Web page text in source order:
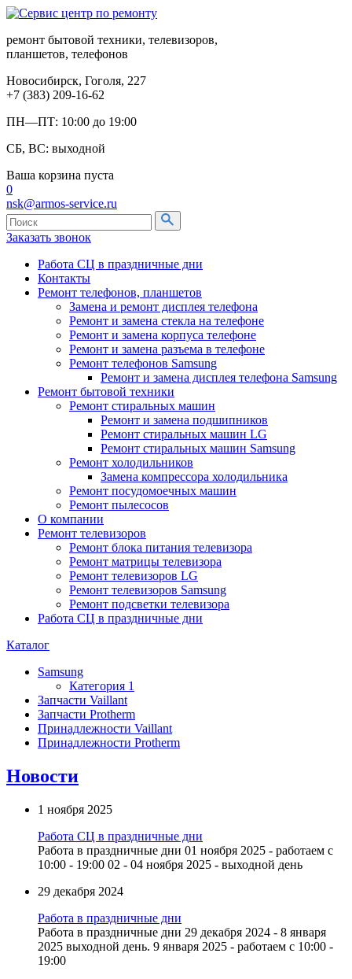
ремонт бытовой техники, телевизоров,
планшетов, телефонов
Новосибирск, Гоголя, 227
+7 (383) 209-16-62
ПН—ПТ: 10:00 до 19:00
СБ, ВС: выходной
Ваша корзина пуста
0
nsk@armos-service.ru
Заказать звонок
Работа СЦ в праздничные дни
Контакты
Ремонт телефонов, планшетов
Замена и ремонт дисплея телефона
Ремонт и замена стекла на телефоне
Ремонт и замена корпуса телефоне
Ремонт и замена разъема в телефоне
Ремонт телефонов Samsung
Ремонт и замена дисплея телефона Samsung
Ремонт бытовой техники
Ремонт стиральных машин
Ремонт и замена подшипников
Ремонт стиральных машин LG
Ремонт стиральных машин Samsung
Ремонт холодильников
Замена компрессора холодильника
Ремонт посудомоечных машин
Ремонт пылесосов
О компании
Ремонт телевизоров
Ремонт блока питания телевизора
Ремонт матрицы телевизора
Ремонт телевизоров LG
Ремонт телевизоров Samsung
Ремонт подсветки телевизора
Работа СЦ в праздничные дни
Каталог
Samsung
Категория 1
Запчасти Vaillant
Запчасти Protherm
Принадлежности Vaillant
Принадлежности Protherm
Новости
1 ноября 2025
Работа СЦ в праздничные дни
Работа в праздничные дни 01 ноября 2025 - работаем с
10:00 - 19:00 02 - 04 ноября 2025 - выходной день
29 декабря 2024
Работа в праздничные дни
Работа в праздничные дни 29 декабря 2024 - 8 января
2025 выходной день. 9 января 2025 - работаем с 10:00 -
19:00